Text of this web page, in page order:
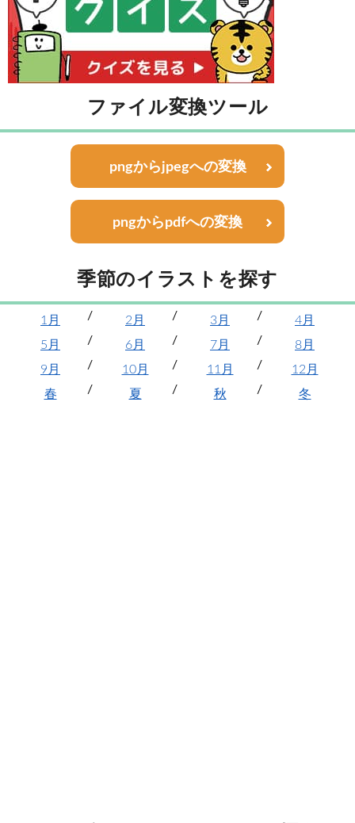
ファイル変換ツール
pngからjpegへの変換
pngからpdfへの変換
季節のイラストを探す
1月 2月 3月
4月
5月
6月 7月
8月
9月
10月 11月
12月
春
夏 秋 冬